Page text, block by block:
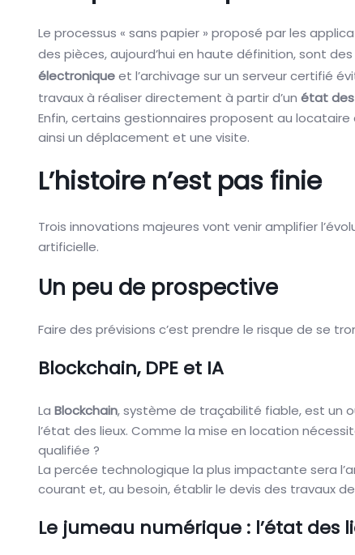
Le processus « sans papier » proposé par les
des pièces, aujourd’hui en haute définition, sont
électroniqueet l’archivage sur un serveur certifié
travaux à réaliser directement à partir d’un état des
Enfin, certains gestionnaires proposent au
ainsi un déplacement et une visite.
L’histoire n’est pas finie
Trois innovations majeures vont venir amplifier
artificielle.
Un peu de prospective
Faire des prévisions c’est prendre le risque de se
Blockchain, DPE et IA
La Blockchain, système de traçabilité fiable, est un
l’état des lieux. Comme la mise en location
qualifiée ?
La percée technologique la plus impactante sera
courant et, au besoin, établir le devis des travaux
Le jumeau numérique : l’état des